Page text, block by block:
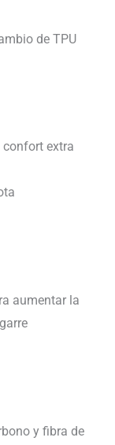
de TPU
extra
aumentar la
y fibra de